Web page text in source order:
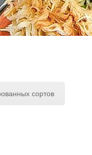
сортов